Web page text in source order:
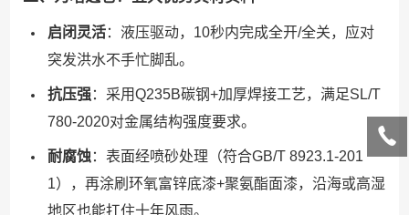
启闭灵活：液压驱动，10秒内完成全开/全关，应对
突发洪水不手忙脚乱。
抗压强：采用Q235B碳钢+加厚焊接工艺，满足SL/T
780-2020对金属结构强度要求。
耐腐蚀：表面经喷砂处理（符合GB/T 8923.1-201
1），再涂刷环氧富锌底漆+聚氨酯面漆，沿海或高湿
地区也能扛住十年风雨。